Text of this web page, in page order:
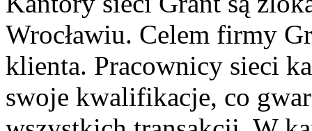
Wrocławiu. Celem firmy
klienta. Pracownicy sieci
swoje kwalifikacje, co